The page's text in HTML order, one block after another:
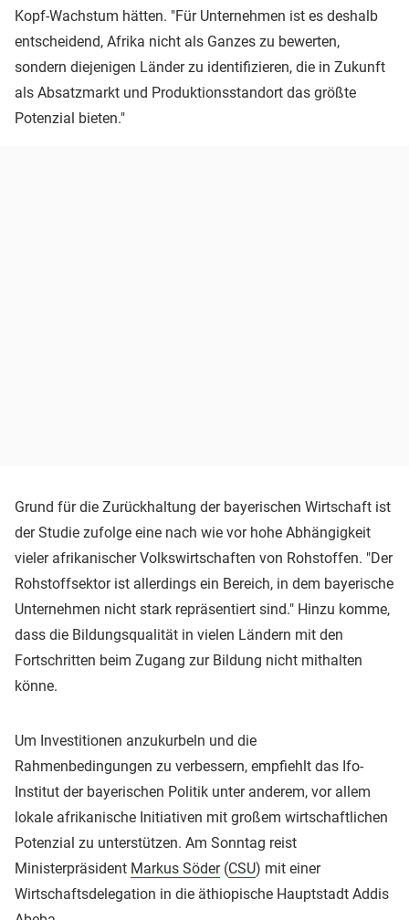
Kopf-Wachstum hätten. "Für Unternehmen ist es deshalb
entscheidend, Afrika nicht als Ganzes zu bewerten,
sondern diejenigen Länder zu identifizieren, die in Zukunft
als Absatzmarkt und Produktionsstandort das größte
Potenzial bieten."
Grund für die Zurückhaltung der bayerischen Wirtschaft ist
der Studie zufolge eine nach wie vor hohe Abhängigkeit
vieler afrikanischer Volkswirtschaften von Rohstoffen. "Der
Rohstoffsektor ist allerdings ein Bereich, in dem bayerische
Unternehmen nicht stark repräsentiert sind." Hinzu komme,
dass die Bildungsqualität in vielen Ländern mit den
Fortschritten beim Zugang zur Bildung nicht mithalten
könne.
Um Investitionen anzukurbeln und die
Rahmenbedingungen zu verbessern, empfiehlt das Ifo-
Institut der bayerischen Politik unter anderem, vor allem
lokale afrikanische Initiativen mit großem wirtschaftlichen
Potenzial zu unterstützen. Am Sonntag reist
Ministerpräsident Markus Söder(CSU) mit einer
Wirtschaftsdelegation in die äthiopische Hauptstadt Addis